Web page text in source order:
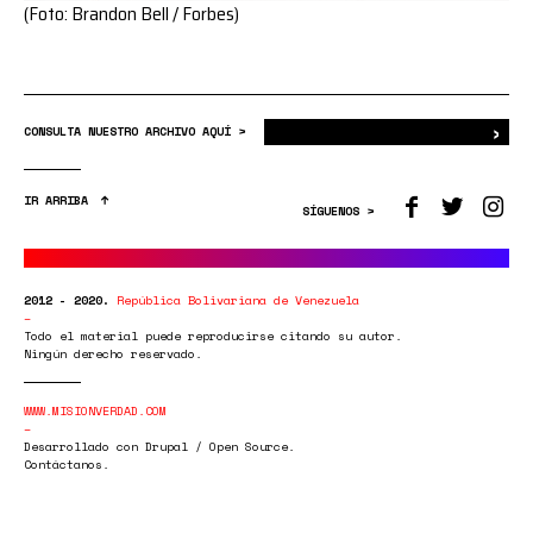
(Foto: Brandon Bell / Forbes)
CONSULTA NUESTRO ARCHIVO AQUÍ > ›
IR ARRIBA
SÍGUENOS >
2012 - 2020. República Bolivariana de Venezuela
Todo el material puede reproducirse citando su autor.
Ningún derecho reservado.
WWW.MISIONVERDAD.COM
Desarrollado con Drupal / Open Source.
Contáctanos.